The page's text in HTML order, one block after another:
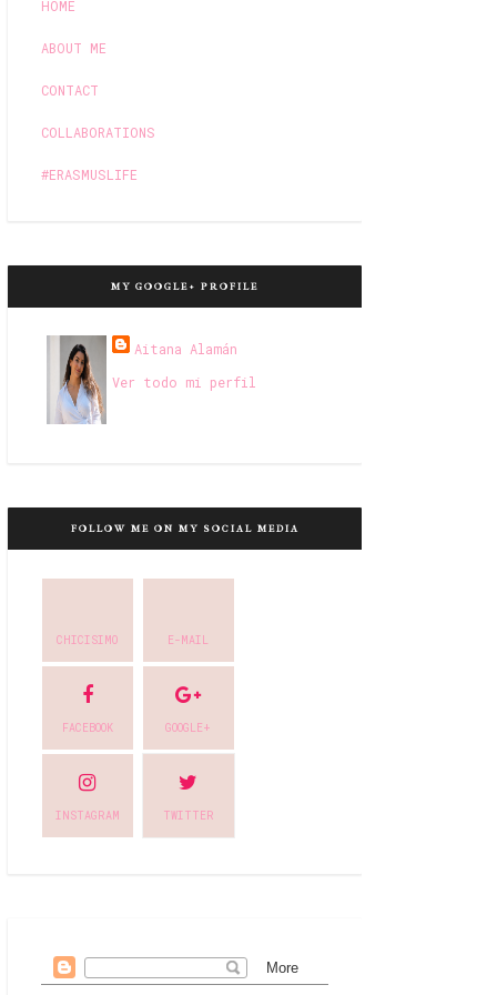
HOME
ABOUT ME
CONTACT
COLLABORATIONS
#ERASMUSLIFE
MY GOOGLE+ PROFILE
Aitana Alamán
Ver todo mi perfil
FOLLOW ME ON MY SOCIAL MEDIA
CHICISIMO E-MAIL
FACEBOOK GOOGLE+
INSTAGRAM TWITTER